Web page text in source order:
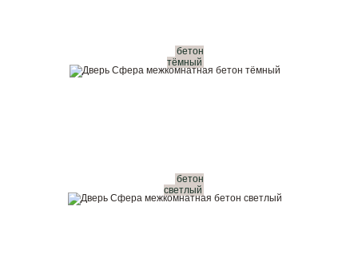
бетон
тёмный
бетон
светлый